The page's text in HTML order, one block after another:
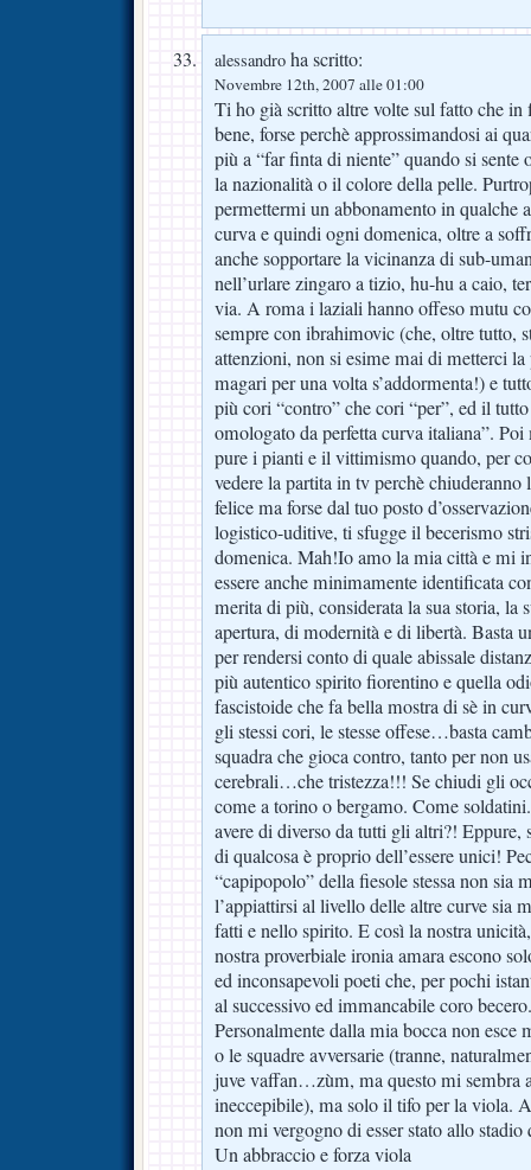
alessandro ha scritto:
Novembre 12th, 2007 alle 01:00
Ti ho già scritto altre volte sul fatto che
bene, forse perchè approssimandosi ai
più a “far finta di niente” quando si sente
la nazionalità o il colore della pelle.
permettermi un abbonamento in qualche
curva e quindi ogni domenica, oltre a
anche sopportare la vicinanza di sub-
nell’urlare zingaro a tizio, hu-hu a caio,
via. A roma i laziali hanno offeso mutu
sempre con ibrahimovic (che, oltre tutto,
attenzioni, non si esime mai di metterci
magari per una volta s’addormenta!) e
più cori “contro” che cori “per”, ed il
omologato da perfetta curva italiana”.
pure i pianti e il vittimismo quando, per
vedere la partita in tv perchè
felice ma forse dal tuo posto
logistico-uditive, ti sfugge il becerismo
domenica. Mah!Io amo la mia città e mi
essere anche minimamente identificata
merita di più, considerata la sua storia, la
apertura, di modernità e di libertà. Basta
per rendersi conto di quale abissale
più autentico spirito fiorentino e quella
fascistoide che fa bella mostra di sè in
gli stessi cori, le stesse offese…basta
squadra che gioca contro, tanto per non
cerebrali…che tristezza!!! Se chiudi gli
come a torino o bergamo. Come
avere di diverso da tutti gli altri?!
di qualcosa è proprio dell’essere unici!
“capipopolo” della fiesole stessa non sia
l’appiattirsi al livello delle altre curve sia
fatti e nello spirito. E così la nostra
nostra proverbiale ironia amara escono
ed inconsapevoli poeti che, per pochi
al successivo ed immancabile coro
Personalmente dalla mia bocca non
o le squadre avversarie (tranne,
juve vaffan…zùm, ma questo mi sembra
ineccepibile), ma solo il tifo per la viola.
non mi vergogno di esser stato allo stadio
Un abbraccio e forza viola